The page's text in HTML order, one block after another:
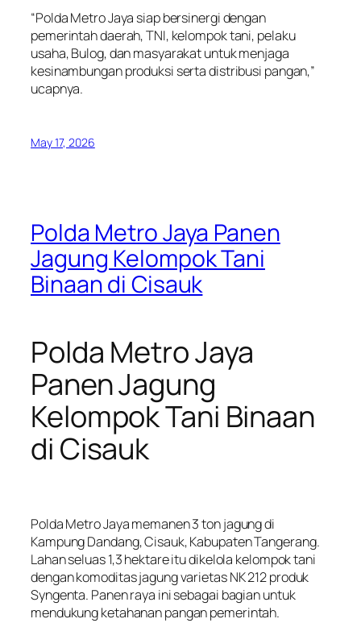
“Polda Metro Jaya siap bersinergi dengan
pemerintah daerah, TNI, kelompok tani, pelaku
usaha, Bulog, dan masyarakat untuk menjaga
kesinambungan produksi serta distribusi pangan,”
ucapnya.
May 17, 2026
Polda Metro Jaya Panen
Jagung Kelompok Tani
Binaan di Cisauk
Polda Metro Jaya
Panen Jagung
Kelompok Tani Binaan
di Cisauk
Polda Metro Jaya memanen 3 ton jagung di
Kampung Dandang, Cisauk, Kabupaten Tangerang.
Lahan seluas 1,3 hektare itu dikelola kelompok tani
dengan komoditas jagung varietas NK 212 produk
Syngenta. Panen raya ini sebagai bagian untuk
mendukung ketahanan pangan pemerintah.